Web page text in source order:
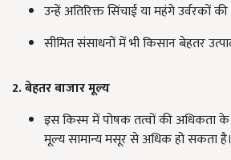
उन्हें अतिरिक्त सिंचाई या महंगे उर्वरकों
सीमित संसाधनों में भी किसान बेहतर
2. बेहतर बाजार मूल्य
इस किस्म में पोषक तत्वों की अधिकता
मूल्य सामान्य मसूर से अधिक हो सकता है।